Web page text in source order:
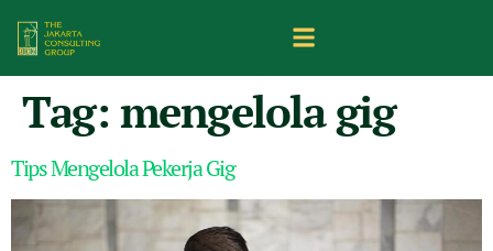
Tag: mengelola gig
Tips Mengelola Pekerja Gig